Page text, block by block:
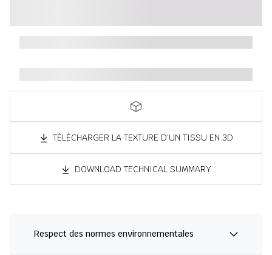
TÉLÉCHARGER LA TEXTURE D'UN TISSU EN 3D
DOWNLOAD TECHNICAL SUMMARY
Respect des normes environnementales